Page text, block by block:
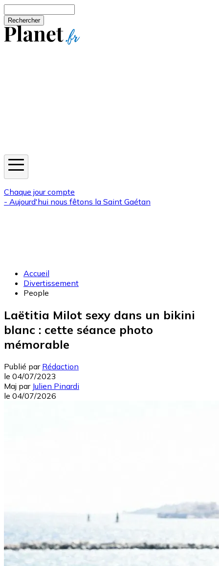
Chaque jour compte
- Aujourd'hui nous fêtons la Saint Gaétan
Accueil
Divertissement
People
Laëtitia Milot sexy dans un bikini
blanc : cette séance photo
mémorable
Publié par Rédaction
le 04/07/2023
Maj par Julien Pinardi
le 04/07/2026